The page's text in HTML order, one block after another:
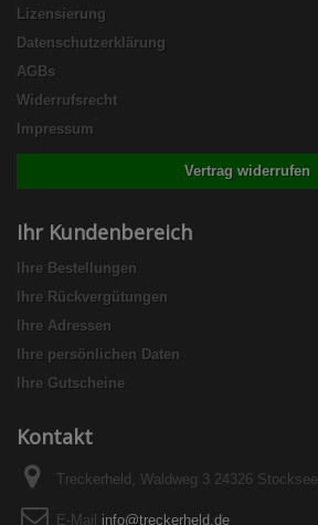
Lizensierung
Datenschutzerklärung
AGBs
Widerrufsrecht
Impressum
Vertrag widerrufen
Ihr Kundenbereich
Ihre Bestellungen
Ihre Rückvergütungen
Ihre Adressen
Ihre persönlichen Daten
Ihre Gutscheine
Kontakt
Treckerheld, Waldweg 3 24326 Stocksee
E-Mail info@treckerheld.de